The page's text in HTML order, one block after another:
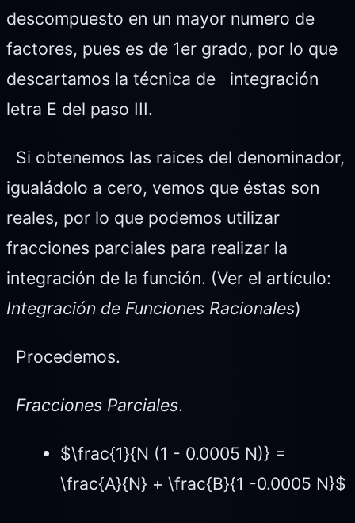
descompuesto en un mayor numero de
factores, pues es de 1er grado, por lo que
descartamos la técnica de integración
letra E del paso III.
Si obtenemos las raices del denominador,
igualádolo a cero, vemos que éstas son
reales, por lo que podemos utilizar
fracciones parciales para realizar la
integración de la función. (Ver el artículo:
Integración de Funciones Racionales)
Procedemos.
Fracciones Parciales.
$\frac{1}{N (1 - 0.0005 N)} =
\frac{A}{N} + \frac{B}{1 -0.0005 N}$